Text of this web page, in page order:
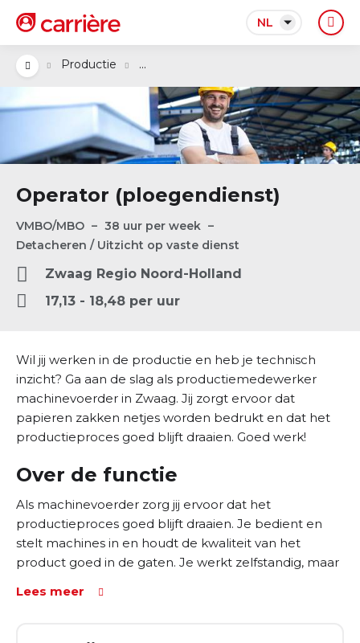
NL
Productie ...
Operator (ploegendienst)
VMBO/MBO
38 uur per week
Detacheren / Uitzicht op vaste dienst
Zwaag Regio Noord-Holland
17,13 - 18,48 per uur
Wil jij werken in de productie en heb je technisch
inzicht? Ga aan de slag als productiemedewerker
machinevoerder in Zwaag. Jij zorgt ervoor dat
papieren zakken netjes worden bedrukt en dat het
productieproces goed blijft draaien. Goed werk!
Over de functie
Als machinevoerder zorg jij ervoor dat het
productieproces goed blijft draaien. Je bedient en
stelt machines in en houdt de kwaliteit van het
product goed in de gaten. Je werkt zelfstandig, maar
Lees meer